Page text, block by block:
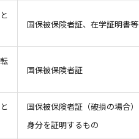
国保被保険者証、在学証明書等
国保被保険者証
国保被保険者証（破損の場合）
身分を証明するもの